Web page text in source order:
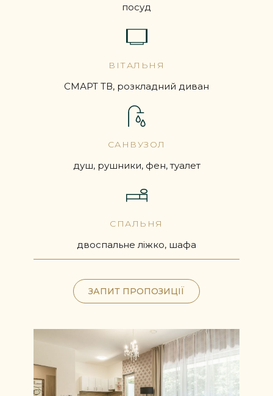
посуд
ВІТАЛЬНЯ
СМАРТ ТВ, розкладний диван
САНВУЗОЛ
душ, рушники, фен, туалет
СПАЛЬНЯ
двоспальне ліжко, шафа
ЗАПИТ ПРОПОЗИЦІЇ